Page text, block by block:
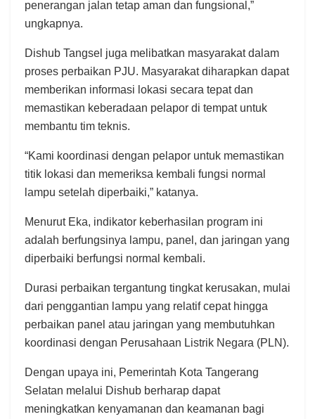
penerangan jalan tetap aman dan fungsional,”
ungkapnya.
Dishub Tangsel juga melibatkan masyarakat dalam
proses perbaikan PJU. Masyarakat diharapkan dapat
memberikan informasi lokasi secara tepat dan
memastikan keberadaan pelapor di tempat untuk
membantu tim teknis.
“Kami koordinasi dengan pelapor untuk memastikan
titik lokasi dan memeriksa kembali fungsi normal
lampu setelah diperbaiki,” katanya.
Menurut Eka, indikator keberhasilan program ini
adalah berfungsinya lampu, panel, dan jaringan yang
diperbaiki berfungsi normal kembali.
Durasi perbaikan tergantung tingkat kerusakan, mulai
dari penggantian lampu yang relatif cepat hingga
perbaikan panel atau jaringan yang membutuhkan
koordinasi dengan Perusahaan Listrik Negara (PLN).
Dengan upaya ini, Pemerintah Kota Tangerang
Selatan melalui Dishub berharap dapat
meningkatkan kenyamanan dan keamanan bagi